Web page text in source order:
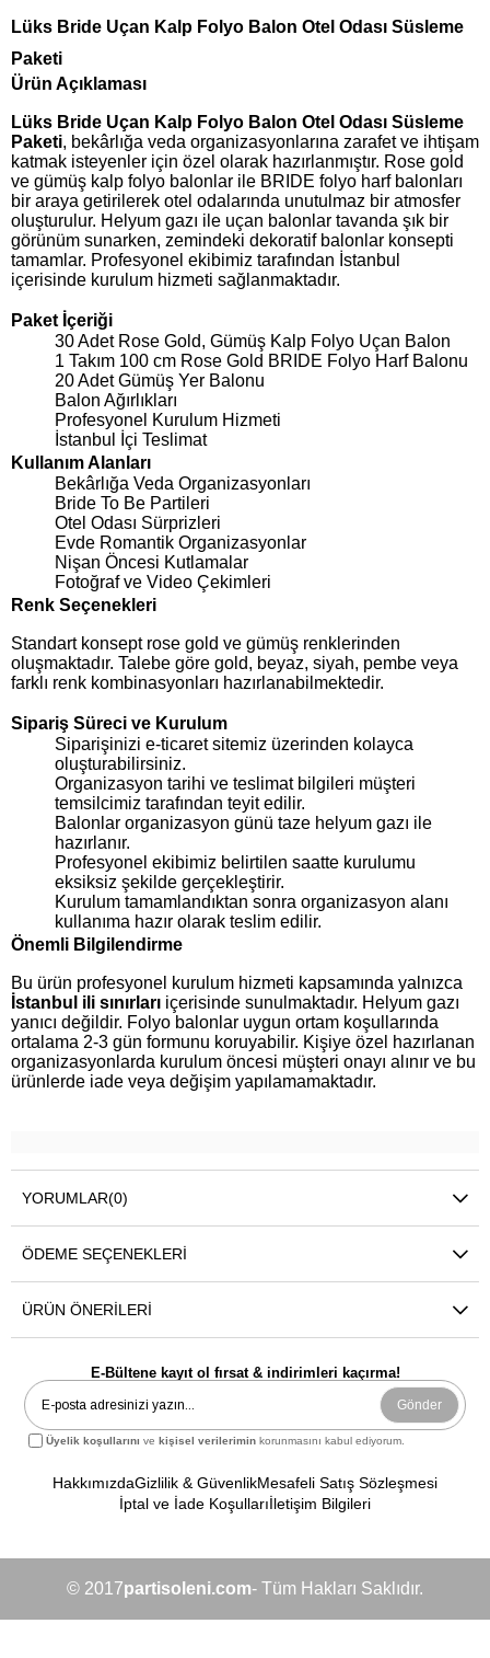
Lüks Bride Uçan Kalp Folyo Balon Otel Odası Süsleme
Paketi
Ürün Açıklaması
Lüks Bride Uçan Kalp Folyo Balon Otel Odası Süsleme
Paketi, bekârlığa veda organizasyonlarına zarafet ve ihtişam
katmak isteyenler için özel olarak hazırlanmıştır. Rose gold
ve gümüş kalp folyo balonlar ile BRIDE folyo harf balonları
bir araya getirilerek otel odalarında unutulmaz bir atmosfer
oluşturulur. Helyum gazı ile uçan balonlar tavanda şık bir
görünüm sunarken, zemindeki dekoratif balonlar konsepti
tamamlar. Profesyonel ekibimiz tarafından İstanbul
içerisinde kurulum hizmeti sağlanmaktadır.
Paket İçeriği
30 Adet Rose Gold, Gümüş Kalp Folyo Uçan Balon
1 Takım 100 cm Rose Gold BRIDE Folyo Harf Balonu
20 Adet Gümüş Yer Balonu
Balon Ağırlıkları
Profesyonel Kurulum Hizmeti
İstanbul İçi Teslimat
Kullanım Alanları
Bekârlığa Veda Organizasyonları
Bride To Be Partileri
Otel Odası Sürprizleri
Evde Romantik Organizasyonlar
Nişan Öncesi Kutlamalar
Fotoğraf ve Video Çekimleri
Renk Seçenekleri
Standart konsept rose gold ve gümüş renklerinden
oluşmaktadır. Talebe göre gold, beyaz, siyah, pembe veya
farklı renk kombinasyonları hazırlanabilmektedir.
Sipariş Süreci ve Kurulum
Siparişinizi e-ticaret sitemiz üzerinden kolayca
oluşturabilirsiniz.
Organizasyon tarihi ve teslimat bilgileri müşteri
temsilcimiz tarafından teyit edilir.
Balonlar organizasyon günü taze helyum gazı ile
hazırlanır.
Profesyonel ekibimiz belirtilen saatte kurulumu
eksiksiz şekilde gerçekleştirir.
Kurulum tamamlandıktan sonra organizasyon alanı
kullanıma hazır olarak teslim edilir.
Önemli Bilgilendirme
Bu ürün profesyonel kurulum hizmeti kapsamında yalnızca
İstanbul ili sınırları içerisinde sunulmaktadır. Helyum gazı
yanıcı değildir. Folyo balonlar uygun ortam koşullarında
ortalama 2-3 gün formunu koruyabilir. Kişiye özel hazırlanan
organizasyonlarda kurulum öncesi müşteri onayı alınır ve bu
ürünlerde iade veya değişim yapılamamaktadır.
YORUMLAR(0)
ÖDEME SEÇENEKLERI
ÜRÜN ÖNERILERI
E-Bültene kayıt ol fırsat & indirimleri kaçırma!
Gönder
Üyelik koşullarını vekişisel verilerimin korunmasını kabul ediyorum.
HakkımızdaGizlilik & GüvenlikMesafeli Satış Sözleşmesi
İptal ve İade Koşullarıİletişim Bilgileri
© 2017partisoleni.com- Tüm Hakları Saklıdır.